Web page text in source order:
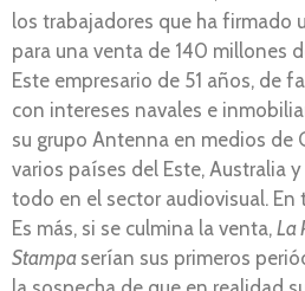
los trabajadores que ha firmado
para una venta de 140 millones
Este empresario de 51 años, de
con intereses navales e
su grupo Antenna en medios de
varios países del Este, Australia
todo en el sector audiovisual. En
Es más, si se culmina la venta, La
Stampa serían sus primeros